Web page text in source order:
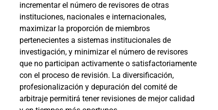
incrementar el número de revisores de otras
instituciones, nacionales e internacionales,
maximizar la proporción de miembros
pertenecientes a sistemas institucionales de
investigación, y minimizar el número de revisores
que no participan activamente o satisfactoriamente
con el proceso de revisión. La diversificación,
profesionalización y depuración del comité de
arbitraje permitirá tener revisiones de mejor calidad